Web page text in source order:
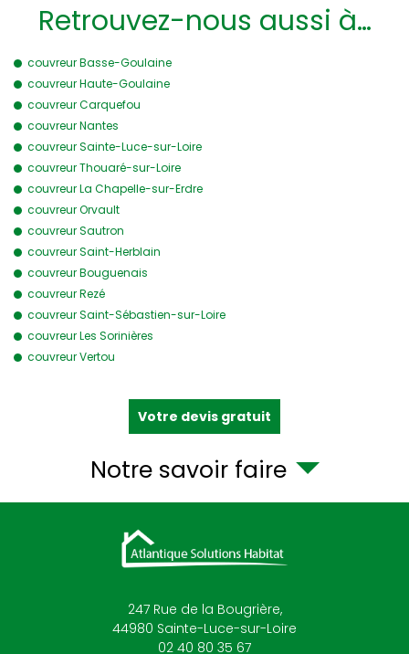
Retrouvez-nous aussi à…
couvreur Basse-Goulaine
couvreur Haute-Goulaine
couvreur Carquefou
couvreur Nantes
couvreur Sainte-Luce-sur-Loire
couvreur Thouaré-sur-Loire
couvreur La Chapelle-sur-Erdre
couvreur Orvault
couvreur Sautron
couvreur Saint-Herblain
couvreur Bouguenais
couvreur Rezé
couvreur Saint-Sébastien-sur-Loire
couvreur Les Sorinières
couvreur Vertou
Votre devis gratuit
Notre savoir faire
247 Rue de la Bougrière,
44980 Sainte-Luce-sur-Loire
02 40 80 35 67